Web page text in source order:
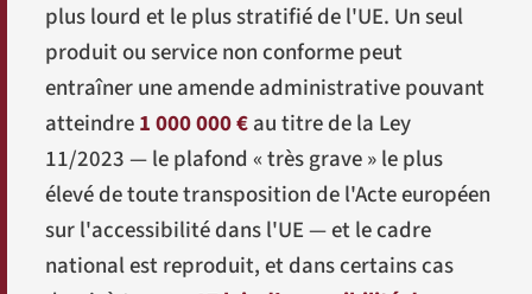
plus lourd et le plus stratifié de l'UE. Un seul
produit ou service non conforme peut
entraîner une amende administrative pouvant
atteindre1 000 000 €au titre de la Ley
11/2023 — le plafond « très grave » le plus
élevé de toute transposition de l'Acte européen
sur l'accessibilité dans l'UE — et le cadre
national est reproduit, et dans certains cas